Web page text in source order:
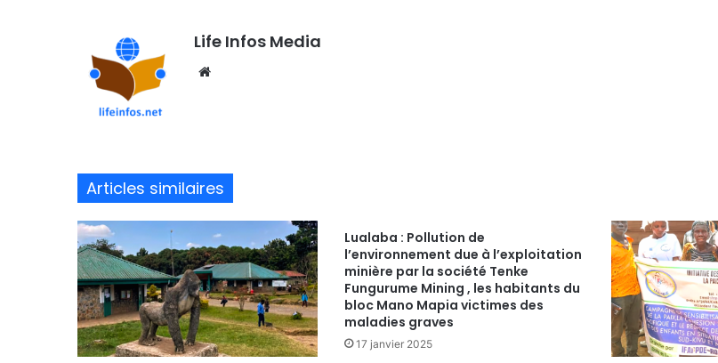
Life Infos Media
Articles similaires
Lualaba : Pollution de
l’environnement due à l’exploitation
minière par la société Tenke
Fungurume Mining , les habitants du
bloc Mano Mapia victimes des
maladies graves
17 janvier 2025